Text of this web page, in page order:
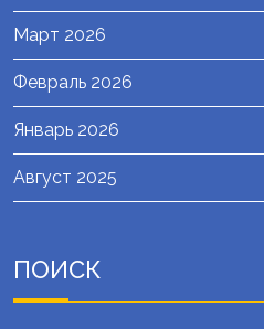
Март 2026
Февраль 2026
Январь 2026
Август 2025
ПОИСК